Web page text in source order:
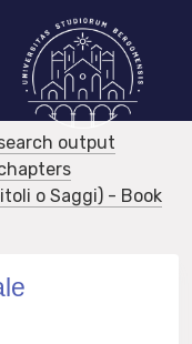
output
o Saggi) - Book